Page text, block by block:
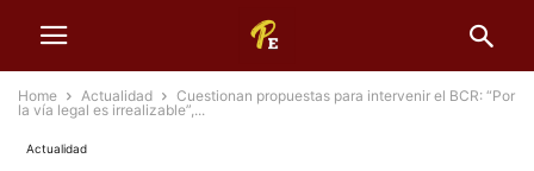
Home Actualidad
Cuestionan propuestas para intervenir el BCR: “Por
la vía legal es irrealizable”,...
Actualidad